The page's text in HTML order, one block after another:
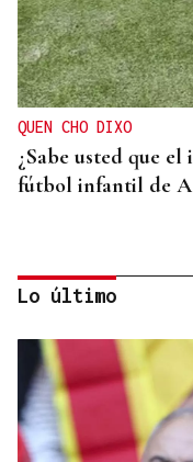
QUEN CHO DIXO
¿Sabe usted que
fútbol infantil de A
Lo último